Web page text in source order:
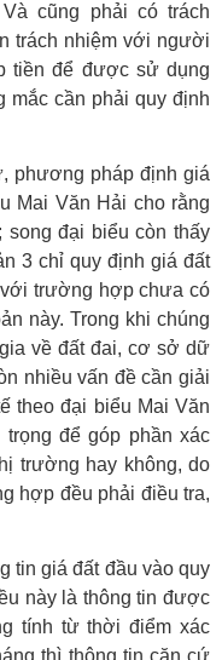
cũng phải có trách
trách nhiệm với người
tiền để được sử dụng
mắc cần phải quy định
phương pháp định giá
Mai Văn Hải cho rằng
song đại biểu còn thấy
3 chỉ quy định giá đất
trường hợp chưa có
này. Trong khi chúng
về đất đai, cơ sở dữ
nhiều vấn đề cần giải
theo đại biểu Mai Văn
để góp phần xác
trường hay không, do
hợp đều phải điều tra,
tin giá đất đầu vào quy
này là thông tin được
tính từ thời điểm xác